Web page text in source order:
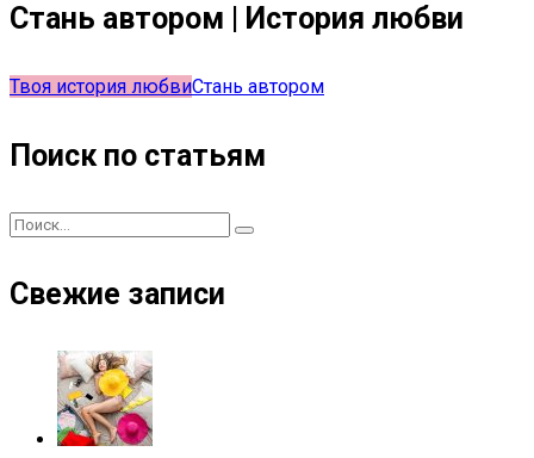
Стань автором | История любви
Твоя история любвиСтань автором
Поиск по статьям
Свежие записи